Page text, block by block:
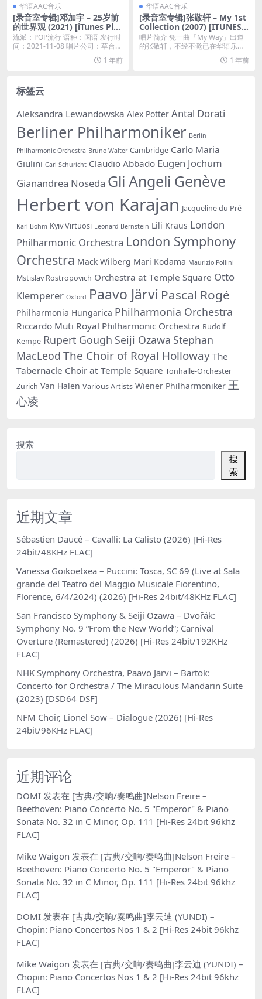
华语AAC音乐
[录音室专辑]邓加宇 – 25岁前
的世界观 (2021) [iTunes Plus
M4A]
流派：POP流行 语种：国语 发行时
间：2021-11-08 唱片公司：草台回
1 年前
华语AAC音乐
[录音室专辑]张敬轩 – My 1st
Collection (2007) [ITUNES P
LUS AAC M4A]
唱片简介 凭一曲「My Way」出道
的张敬轩，不经不觉已在华语乐坛
1 年前
标签云
Aleksandra Lewandowska Alex Potter Antal Dorati
Berliner Philharmoniker Berlin
Philharmonic Orchestra Bruno Walter Cambridge Carlo Maria
Giulini Carl Schuricht Claudio Abbado Eugen Jochum
Gianandrea Noseda Gli Angeli Genève
Herbert von Karajan Jacqueline du Pré
Karl Bohm Kyiv Virtuosi Leonard Bernstein Lili Kraus London
Philharmonic Orchestra London Symphony
Orchestra Mack Wilberg Mari Kodama Maurizio Pollini
Mstislav Rostropovich Orchestra at Temple Square Otto
Klemperer Oxford Paavo Järvi Pascal Rogé
Philharmonia Hungarica Philharmonia Orchestra
Riccardo Muti Royal Philharmonic Orchestra Rudolf
Kempe Rupert Gough Seiji Ozawa Stephan
MacLeod The Choir of Royal Holloway The
Tabernacle Choir at Temple Square Tonhalle-Orchester
Zürich Van Halen Various Artists Wiener Philharmoniker 王
心凌
搜索
搜
索
近期文章
Sébastien Daucé – Cavalli: La Calisto (2026) [Hi-Res
24bit/48KHz FLAC]
Vanessa Goikoetxea – Puccini: Tosca, SC 69 (Live at Sala
grande del Teatro del Maggio Musicale Fiorentino,
Florence, 6/4/2024) (2026) [Hi-Res 24bit/48KHz FLAC]
San Francisco Symphony & Seiji Ozawa – Dvořák:
Symphony No. 9 “From the New World”; Carnival
Overture (Remastered) (2026) [Hi-Res 24bit/192KHz
FLAC]
NHK Symphony Orchestra, Paavo Järvi – Bartok:
Concerto for Orchestra / The Miraculous Mandarin Suite
(2023) [DSD64 DSF]
NFM Choir, Lionel Sow – Dialogue (2026) [Hi-Res
24bit/96KHz FLAC]
近期评论
DOMI 发表在 [古典/交响/奏鸣曲]Nelson Freire –
Beethoven: Piano Concerto No. 5 "Emperor" & Piano
Sonata No. 32 in C Minor, Op. 111 [Hi-Res 24bit 96khz
FLAC]
Mike Waigon 发表在 [古典/交响/奏鸣曲]Nelson Freire –
Beethoven: Piano Concerto No. 5 "Emperor" & Piano
Sonata No. 32 in C Minor, Op. 111 [Hi-Res 24bit 96khz
FLAC]
DOMI 发表在 [古典/交响/奏鸣曲]李云迪 (YUNDI) –
Chopin: Piano Concertos Nos 1 & 2 [Hi-Res 24bit 96khz
FLAC]
Mike Waigon 发表在 [古典/交响/奏鸣曲]李云迪 (YUNDI) –
Chopin: Piano Concertos Nos 1 & 2 [Hi-Res 24bit 96khz
FLAC]